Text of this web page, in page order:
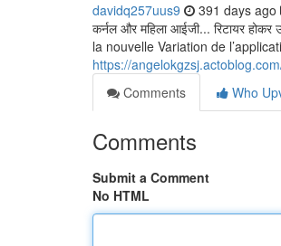
davidq257uus9 391 days ago
कर्नल और महिला आईजी... रिटायर
la nouvelle Variation de
https://
Comments
Who
Comments
Submit a Comment
No HTML